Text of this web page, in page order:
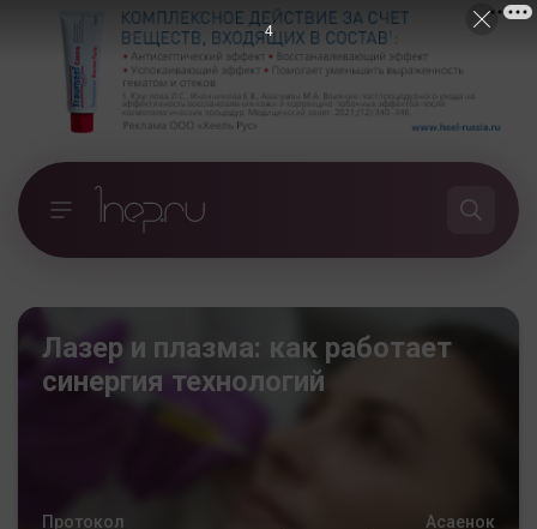
Лазер и плазма: как работает
синергия технологий
Протокол
Асаенок
2